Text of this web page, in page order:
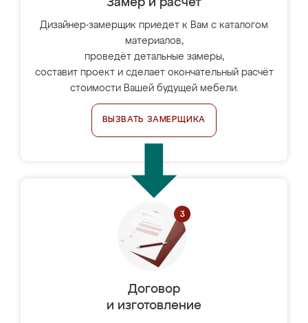
Замер и расчет
Дизайнер-замерщик приедет к Вам с каталогом
материалов,
проведёт детальные замеры,
составит проект и сделает окончательный расчёт
стоимости Вашей будущей мебели.
ВЫЗВАТЬ ЗАМЕРЩИКА
Договор
и изготовление